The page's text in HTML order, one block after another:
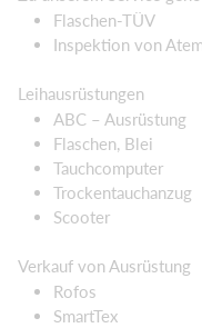
Flaschen-TÜV
Inspektion von
Leihausrüstungen
ABC – Ausrüstung
Flaschen, Blei
Tauchcomputer
Trockentauchanzug
Scooter
Verkauf von Ausrüstung
Rofos
SmartTex